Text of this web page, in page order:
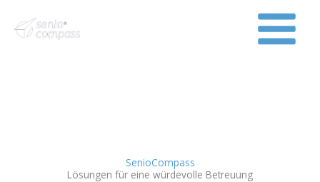
Inhalt
springen
SenioCompass
Lösungen für eine würdevolle Betreuung